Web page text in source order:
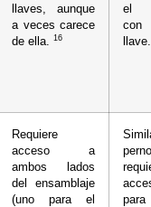
llaves, aunque
a veces carece
de ella. 16
el
Requiere
acceso a
ambos lados
del ensamblaje
(uno para el